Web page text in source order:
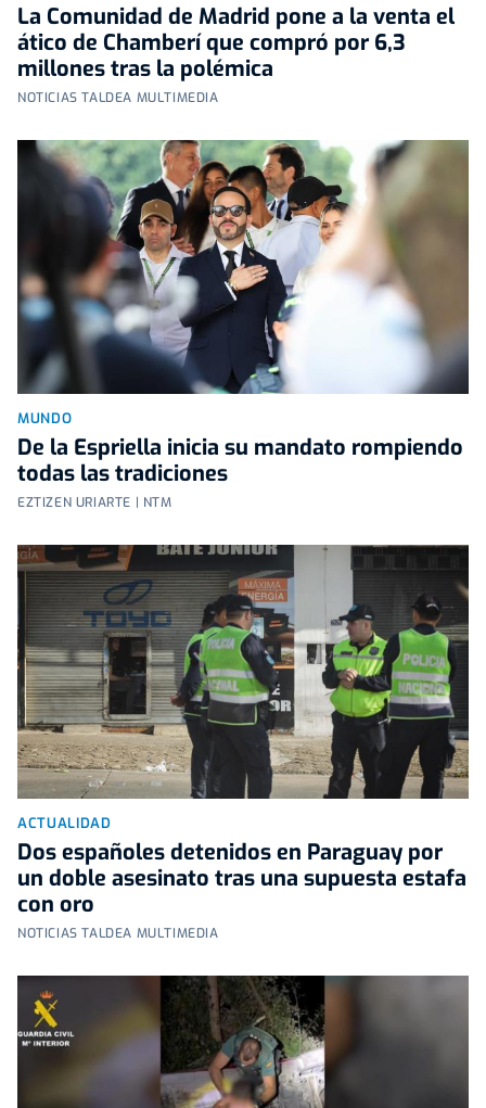
La Comunidad de Madrid pone a la venta el
ático de Chamberí que compró por 6,3
millones tras la polémica
NOTICIAS TALDEA MULTIMEDIA
MUNDO
De la Espriella inicia su mandato rompiendo
todas las tradiciones
EZTIZEN URIARTE | NTM
ACTUALIDAD
Dos españoles detenidos en Paraguay por
un doble asesinato tras una supuesta estafa
con oro
NOTICIAS TALDEA MULTIMEDIA